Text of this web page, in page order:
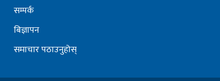
सम्पर्क
बिज्ञापन
समाचार पठाउनुहोस्